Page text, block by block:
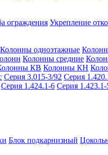
ограждения Укрепление
Колонны одноэтажные
Колонны средние
КВ Колонны КН
Серия 3.015-3/92 Серия
Серия 1.424.1-6 Серия 1.423.1-
Блок подкарнизный